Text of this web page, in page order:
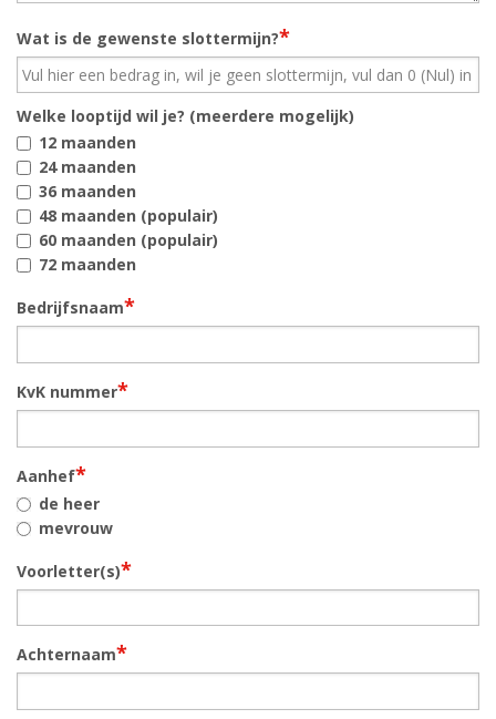
Wat is de gewenste slottermijn?*
Welke looptijd wil je? (meerdere mogelijk)
12 maanden
24 maanden
36 maanden
48 maanden (populair)
60 maanden (populair)
72 maanden
Bedrijfsnaam*
KvK nummer*
Aanhef*
de heer
mevrouw
Voorletter(s)*
Achternaam*